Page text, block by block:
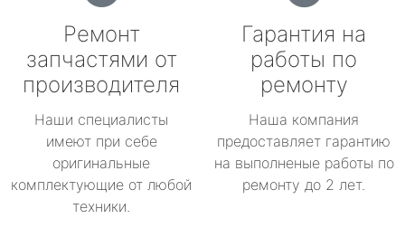
Ремонт
запчастями от
производителя
Наши специалисты
имеют при себе
оригинальные
комплектующие от любой
техники.
Гарантия на
работы по
ремонту
Наша компания
предоставляет гарантию
на выполненые работы по
ремонту до 2 лет.